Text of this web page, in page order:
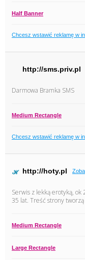
Half Banner
Chcesz wstawić reklamę w
http://sms.priv.pl
Darmowa Bramka SMS
Medium Rectangle
Chcesz wstawić reklamę w
http://hoty.pl
Serwis z lekką erotyką,
35 lat. Treść strony tworzą
Medium Rectangle
Large Rectangle